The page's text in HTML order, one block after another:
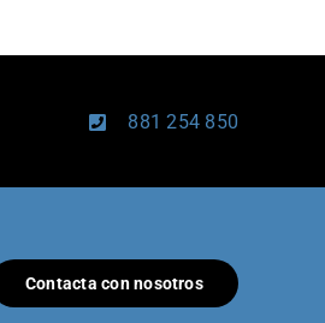
881 254 850
Contacta con nosotros